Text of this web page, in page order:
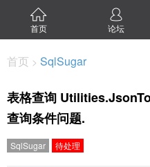
首页 论坛
首页 > SqlSugar
表格查询
查询条件问题.
SqlSugar 待处理